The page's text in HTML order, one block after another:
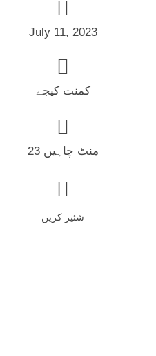
July 11, 2023
کمنت کیجے
23 منٹ چاہیں
شئیر کریں